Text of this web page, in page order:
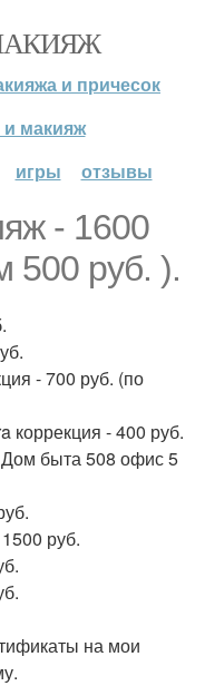
и причесок
и макияж
игры отзывы
- 1600
500 руб. ).
- 700 руб. (по
коррекция - 400 руб.
быта 508 офис 5
руб.
на мои